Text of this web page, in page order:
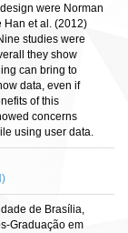
were Norman
Han et al. (2012)
studies were
they show
can bring to
data, even if
of this
concerns
using user data.
de Brasília,
Graduação em